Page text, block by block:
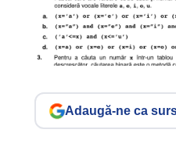
Adaugă-ne ca